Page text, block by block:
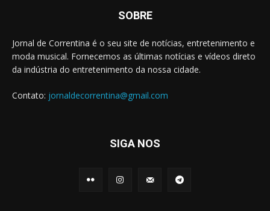
SOBRE
Jornal de Correntina é o seu site de notícias, entretenimento e
moda musical. Fornecemos as últimas notícias e vídeos direto
da indústria do entretenimento da nossa cidade.
Contato: jornaldecorrentina@gmail.com
SIGA NOS